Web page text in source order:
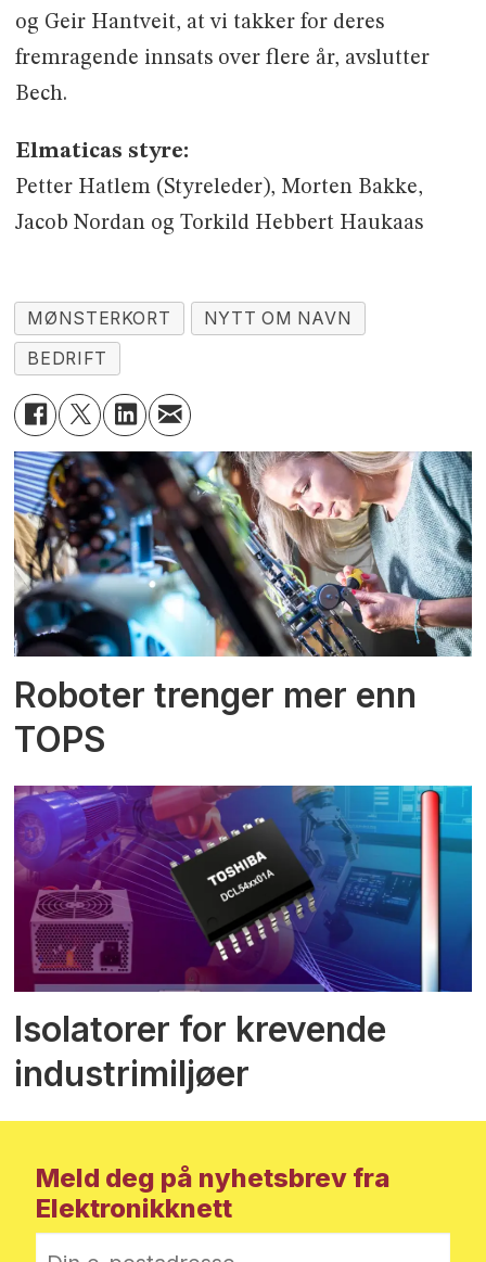
og Geir Hantveit, at vi takker for deres
fremragende innsats over flere år, avslutter
Bech.
Elmaticas styre:
Petter Hatlem (Styreleder), Morten Bakke,
Jacob Nordan og Torkild Hebbert Haukaas
MØNSTERKORT
NYTT OM NAVN
BEDRIFT
Roboter trenger mer enn
TOPS
Isolatorer for krevende
industrimiljøer
Meld deg på nyhetsbrev fra
Elektronikknett